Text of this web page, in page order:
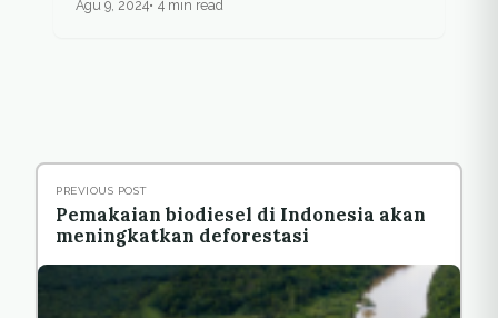
Agu 9, 2024 4 min read
PREVIOUS POST
Pemakaian biodiesel di Indonesia akan
meningkatkan deforestasi